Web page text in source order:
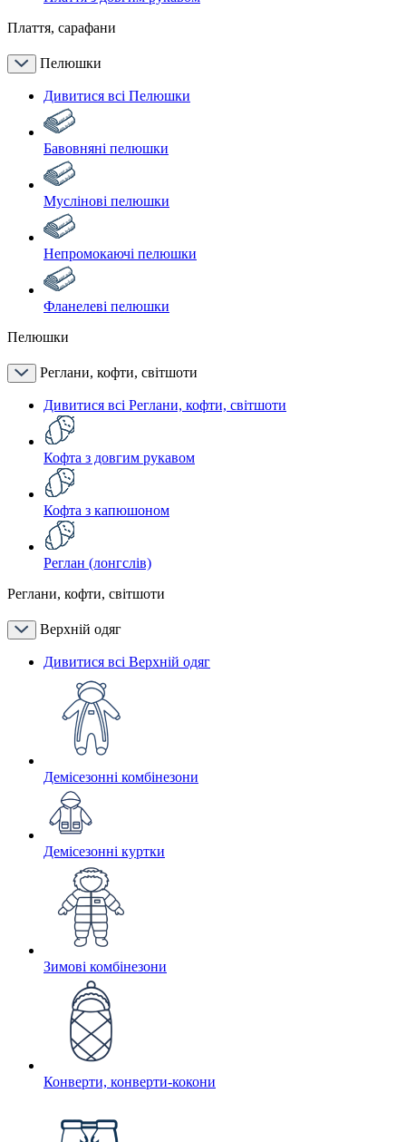
Плаття, сарафани
Пелюшки
Дивитися всі Пелюшки
Бавовняні пелюшки
Муслінові пелюшки
Непромокаючі пелюшки
Фланелеві пелюшки
Пелюшки
Реглани, кофти, світшоти
Дивитися всі Реглани, кофти, світшоти
Кофта з довгим рукавом
Кофта з капюшоном
Реглан (лонгслів)
Реглани, кофти, світшоти
Верхній одяг
Дивитися всі Верхній одяг
Демісезонні комбінезони
Демісезонні куртки
Зимові комбінезони
Конверти, конверти-кокони